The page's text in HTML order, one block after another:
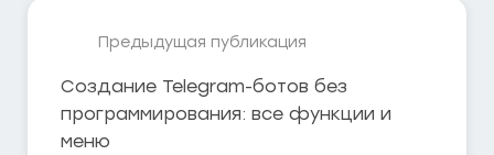
Предыдущая публикация
Создание Telegram-ботов без
программирования: все функции и
меню